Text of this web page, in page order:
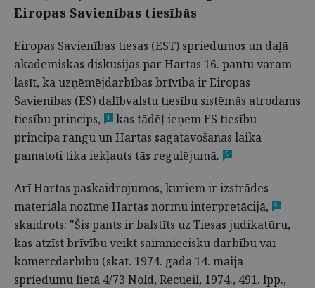
Eiropas Savienības tiesībās
Eiropas Savienības tiesas (EST) spriedumos un daļā
akadēmiskās diskusijas par Hartas 16. pantu varam
lasīt, ka uzņēmējdarbības brīvība ir Eiropas
Savienības (ES) dalībvalstu tiesību sistēmās atrodams
tiesību princips,
4
kas tādēļ ieņem ES tiesību
principa rangu un Hartas sagatavošanas laikā
pamatoti tika iekļauts tās regulējumā.
5
Arī Hartas paskaidrojumos, kuriem ir izstrādes
materiāla nozīme Hartas normu interpretācijā,
6
skaidrots: "Šis pants ir balstīts uz Tiesas judikatūru,
kas atzīst brīvību veikt saimniecisku darbību vai
komercdarbību (skat. 1974. gada 14. maija
spriedumu lietā 4/73 Nold, Recueil, 1974., 491. lpp.,